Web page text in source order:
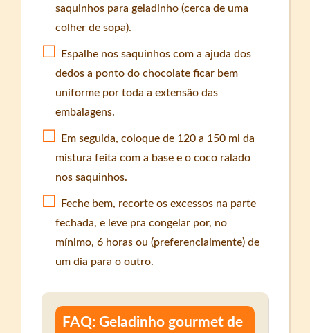
saquinhos para geladinho (cerca de uma
colher de sopa).
Espalhe nos saquinhos com a ajuda dos
dedos a ponto do chocolate ficar bem
uniforme por toda a extensão das
embalagens.
Em seguida, coloque de 120 a 150 ml da
mistura feita com a base e o coco ralado
nos saquinhos.
Feche bem, recorte os excessos na parte
fechada, e leve pra congelar por, no
mínimo, 6 horas ou (preferencialmente) de
um dia para o outro.
FAQ: Geladinho gourmet de